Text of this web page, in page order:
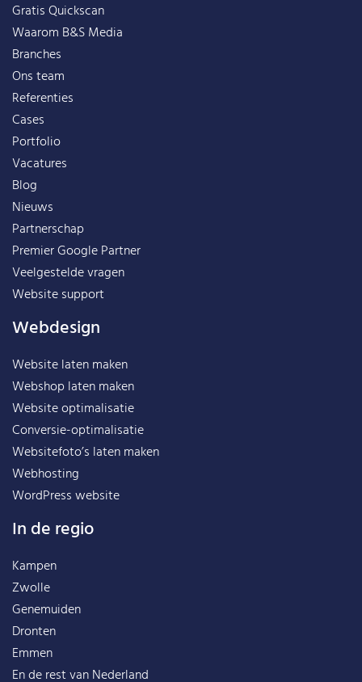
Gratis Quickscan
Waarom B&S Media
Branches
Ons team
Referenties
Cases
Portfolio
Vacatures
Blog
Nieuws
Partnerschap
Premier Google Partner
Veelgestelde vragen
Website support
Webdesign
Website laten maken
Webshop laten maken
Website optimalisatie
Conversie-optimalisatie
Websitefoto’s laten maken
Webhosting
WordPress website
In de regio
Kampen
Zwolle
Genemuiden
Dronten
Emmen
En de rest vanNederland